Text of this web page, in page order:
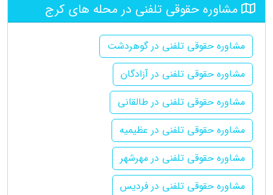
مشاوره حقوقی تلفنی در محله های کرج
مشاوره حقوقی تلفنی در گوهردشت
مشاوره حقوقی تلفنی در آزادگان
مشاوره حقوقی تلفنی در طالقانی
مشاوره حقوقی تلفنی در عظیمیه
مشاوره حقوقی تلفنی در مهرشهر
مشاوره حقوقی تلفنی در فردیس